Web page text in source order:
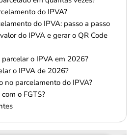
do IPVA?
do IPVA: passo a passo
do IPVA e gerar o QR Code
o IPVA em 2026?
o IPVA de 2026?
no parcelamento do IPVA?
o FGTS?